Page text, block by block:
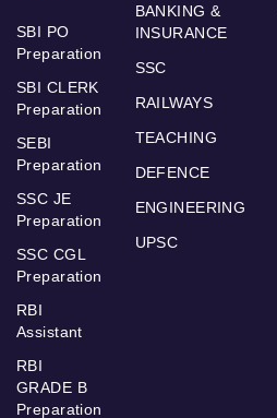
SBI PO
Preparation
SBI CLERK
Preparation
SEBI
Preparation
SSC JE
Preparation
SSC CGL
Preparation
RBI
Assistant
RBI
GRADE B
Preparation
BANKING &
INSURANCE
SSC
RAILWAYS
TEACHING
DEFENCE
ENGINEERING
UPSC